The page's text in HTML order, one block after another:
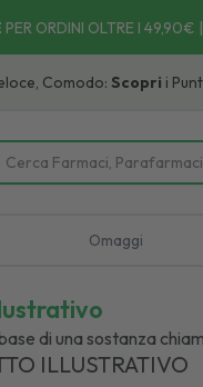
PER ORDINI OLTRE I 49,90€ |
Scoprii Punti di Ritiro.
Omaggi
di una sostanza
ILLUSTRATIVO